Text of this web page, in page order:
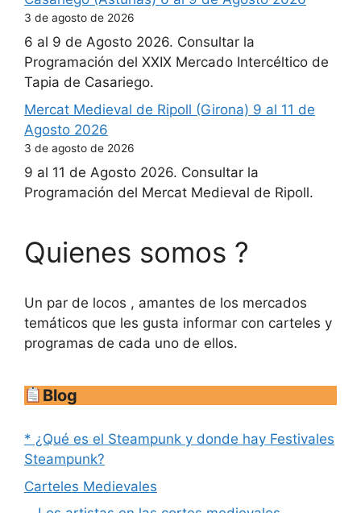
3 de agosto de 2026
6 al 9 de Agosto 2026. Consultar la
Programación del XXIX Mercado Intercéltico de
Tapia de Casariego.
Mercat Medieval de Ripoll (Girona) 9 al 11 de
Agosto 2026
3 de agosto de 2026
9 al 11 de Agosto 2026. Consultar la
Programación del Mercat Medieval de Ripoll.
Quienes somos ?
Un par de locos , amantes de los mercados
temáticos que les gusta informar con carteles y
programas de cada uno de ellos.
Blog
* ¿Qué es el Steampunk y donde hay Festivales
Steampunk?
Carteles Medievales